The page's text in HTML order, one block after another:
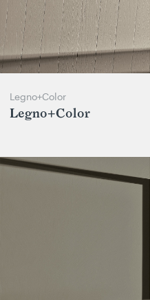
Legno+Color
Legno+Color